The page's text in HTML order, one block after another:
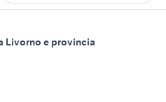
Livorno e provincia